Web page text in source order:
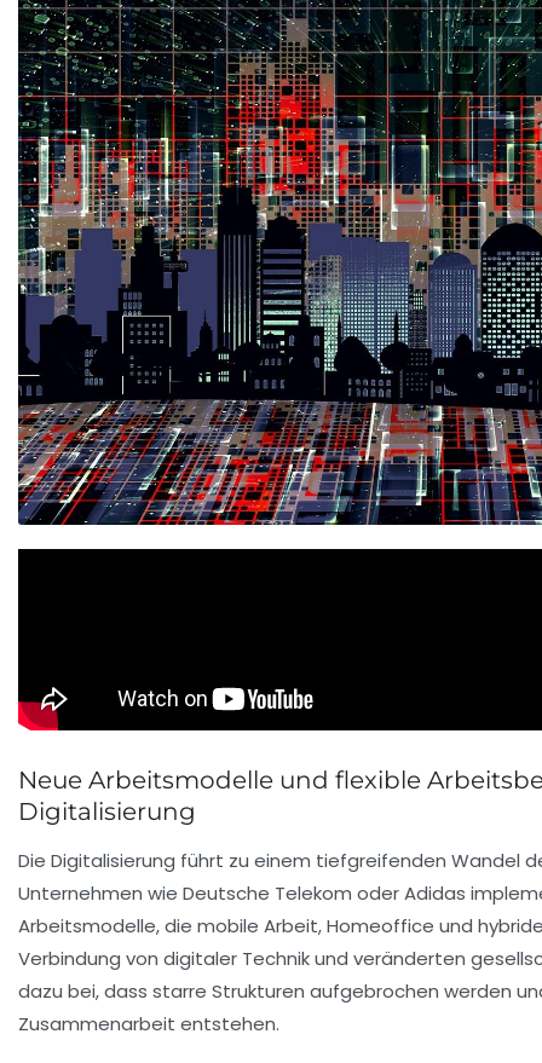
Neue Arbeitsmodelle und flexible
Digitalisierung
Die Digitalisierung führt zu einem tiefgreifenden Wandel
Unternehmen wie Deutsche Telekom oder Adidas
Arbeitsmodelle, die mobile Arbeit, Homeoffice und
Verbindung von digitaler Technik und veränderten
dazu bei, dass starre Strukturen aufgebrochen werden
Zusammenarbeit entstehen.